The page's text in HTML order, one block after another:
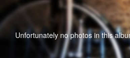
Unfortunately no photos in this